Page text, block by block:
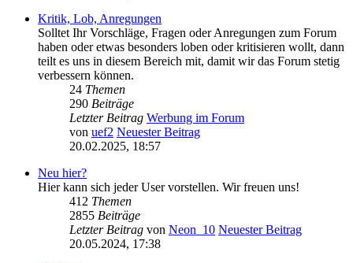
Kritik, Lob, Anregungen
Solltet Ihr Vorschläge, Fragen oder Anregungen zum Forum
haben oder etwas besonders loben oder kritisieren wollt, dann
teilt es uns in diesem Bereich mit, damit wir das Forum stetig
verbessern können.
24 Themen
290 Beiträge
Letzter Beitrag Werbung im Forum
von uef2 Neuester Beitrag
20.02.2025, 18:57
Neu hier?
Hier kann sich jeder User vorstellen. Wir freuen uns!
412 Themen
2855 Beiträge
Letzter Beitrag von Neon_10 Neuester Beitrag
20.05.2024, 17:38